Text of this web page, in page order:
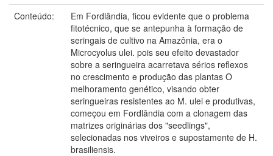
Conteúdo:
Em Fordlândia, ficou evidente que o problema
fitotécnico, que se antepunha à formação de
seringais de cultivo na Amazônia, era o
Microcyolus ulei. pois seu efeito devastador
sobre a seringueira acarretava sérios reflexos
no crescimento e produção das plantas O
melhoramento genético, visando obter
seringueiras resistentes ao M. ulei e produtivas,
começou em Fordlândia com a clonagem das
matrizes originárias dos "seedlings",
selecionadas nos viveiros e supostamente de H.
brasiliensis.